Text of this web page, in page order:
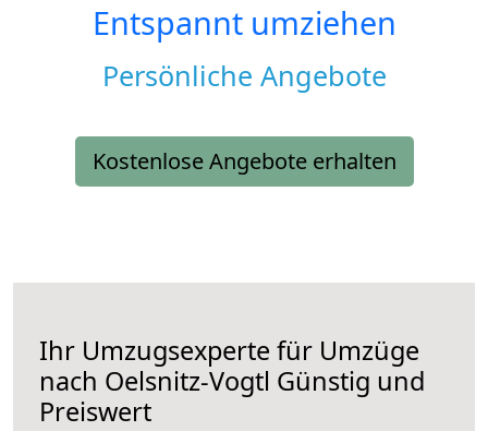
Entspannt umziehen
Persönliche Angebote
Kostenlose Angebote erhalten
Ihr Umzugsexperte für Umzüge
nach Oelsnitz-Vogtl Günstig und
Preiswert